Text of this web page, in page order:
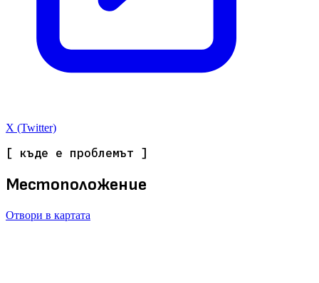
X (Twitter)
[ къде е проблемът ]
Местоположение
Отвори в картата